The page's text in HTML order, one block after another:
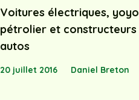
Voitures électriques, yoyo
pétrolier et constructeurs
autos
20 juillet 2016 Daniel Breton